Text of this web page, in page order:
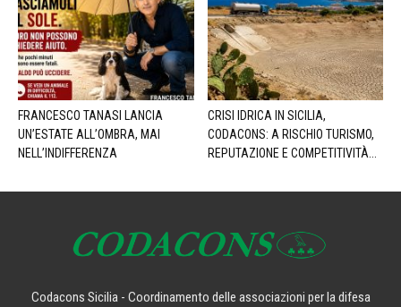
FRANCESCO TANASI LANCIA
UN’ESTATE ALL’OMBRA, MAI
NELL’INDIFFERENZA
CRISI IDRICA IN SICILIA,
CODACONS: A RISCHIO TURISMO,
REPUTAZIONE E COMPETITIVITÀ...
Codacons Sicilia - Coordinamento delle associazioni per la difesa